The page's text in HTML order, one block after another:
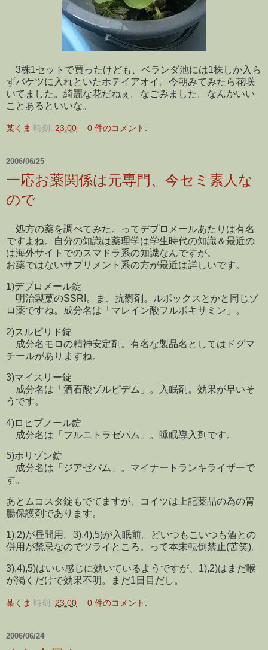
3株1セットで買ったけども、ベランダ池には1株しか入ら
ずバケツに入れといたホテイアオイ。今朝みてみたら花咲
いてました。綺麗な花だねぇ。なごみました。なんかいい
ことあるといいな。
某くま 時刻: 23:00 0 件のコメント:
2006/06/25
一応お薬関係は元専門、今セミ素人な
ので
処方の薬を調べてみた。ってデプロメールあたりは有名
ですよね。自分の知識は薬理学は学生時代の知識＆最近の
は海外サイトでのスマドラ系の知識なんですが。
お薬ではないサプリメント系の方が最近は詳しいです。
1)デプロメール錠
明治製菓のSSRI。ま、抗欝剤。ルボックスとかと同じゾ
ロ薬ですね。成分名は「マレイン酸フルボキサミン」。
2)スルピリド錠
成分名モロの精神安定剤。有名な製品名としてはドグマ
チールがありますね。
3)マイスリー錠
成分名は「酒石酸ゾルピデム」。入眠剤。効果が早いそ
うです。
4)ロヒプノール錠
成分名は「フルニトラゼパム」。睡眠導入剤です。
5)ホリゾン錠
成分名は「ジアゼパム」。マイナートランキライザーで
す。
あとムコスタ錠もでてますが、コイツは上記薬品の為の胃
腸保護剤であります。
1),2)が昼間用。3),4),5)が入眠前。どいつもこいつも酒との
併用が禁忌なのでツライところ。って本末転倒禁止(苦笑)。
3),4),5)はいい感じに効いているようですが、1),2)はまだ喉
が渇くだけで効果不明。まだ1日目だし。
某くま 時刻: 23:00 0 件のコメント:
2006/06/24